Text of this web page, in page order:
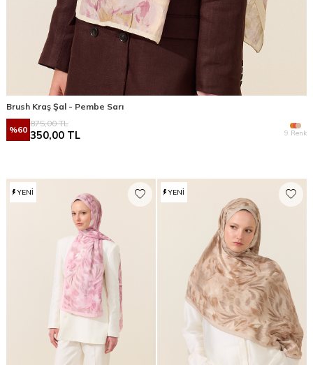
Brush Kraş Şal - Pembe Sarı
%60
875,00TL
350,00 TL 9 Renk
YENI YENI